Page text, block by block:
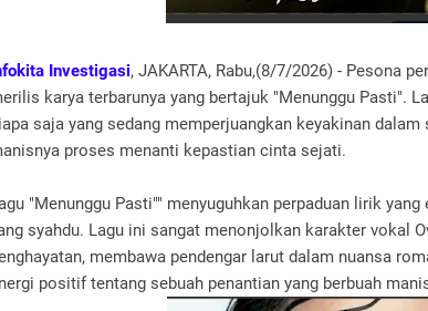
Investigasi, JAKARTA, Rabu,(8/7/2026) - Pesona
karya terbarunya yang bertajuk "Menunggu Pasti".
saja yang sedang memperjuangkan keyakinan dalam
proses menanti kepastian cinta sejati.
"Menunggu Pasti"" menyuguhkan perpaduan lirik
syahdu. Lagu ini sangat menonjolkan karakter vokal
membawa pendengar larut dalam nuansa
positif tentang sebuah penantian yang berbuah